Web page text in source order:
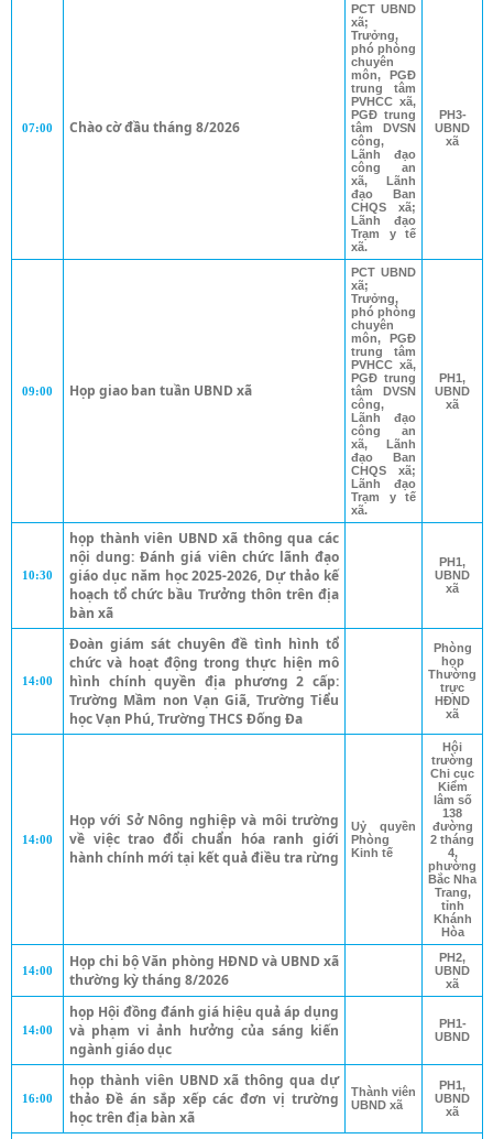
07:00 Chào cờ đầu tháng 8/2026
PCT UBND
xã;
Trưởng,
phó phòng
chuyên
môn, PGĐ
trung tâm
PVHCC xã,
PGĐ trung
tâm DVSN
công,
Lãnh đạo
công an
xã, Lãnh
đạo Ban
CHQS xã;
Lãnh đạo
Trạm y tế
xã.
PH3-
UBND
xã
09:00 Họp giao ban tuần UBND xã
PCT UBND
xã;
Trưởng,
phó phòng
chuyên
môn, PGĐ
trung tâm
PVHCC xã,
PGĐ trung
tâm DVSN
công,
Lãnh đạo
công an
xã, Lãnh
đạo Ban
CHQS xã;
Lãnh đạo
Trạm y tế
xã.
PH1,
UBND
xã
10:30
họp thành viên UBND xã thông qua các
nội dung: Đánh giá viên chức lãnh đạo
giáo dục năm học 2025-2026, Dự thảo kế
hoạch tổ chức bầu Trưởng thôn trên địa
bàn xã
PH1,
UBND
xã
14:00
Đoàn giám sát chuyên đề tình hình tổ
chức và hoạt động trong thực hiện mô
hình chính quyền địa phương 2 cấp:
Trường Mầm non Vạn Giã, Trường Tiểu
học Vạn Phú, Trường THCS Đống Đa
Phòng
họp
Thường
trực
HĐND
xã
14:00
Họp với Sở Nông nghiệp và môi trường
về việc trao đổi chuẩn hóa ranh giới
hành chính mới tại kết quả điều tra rừng
Uỷ quyền
Phòng
Kinh tế
Hội
trường
Chi cục
Kiểm
lâm số
138
đường
2 tháng
4,
phường
Bắc Nha
Trang,
tỉnh
Khánh
Hòa
14:00
Họp chi bộ Văn phòng HĐND và UBND xã
thường kỳ tháng 8/2026
PH2,
UBND
xã
14:00
họp Hội đồng đánh giá hiệu quả áp dụng
và phạm vi ảnh hưởng của sáng kiến
ngành giáo dục
PH1-
UBND
16:00
họp thành viên UBND xã thông qua dự
thảo Đề án sắp xếp các đơn vị trường
học trên địa bàn xã
Thành viên
UBND xã
PH1,
UBND
xã